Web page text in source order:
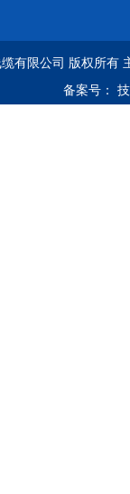
有限公司 版权所有
备案号：